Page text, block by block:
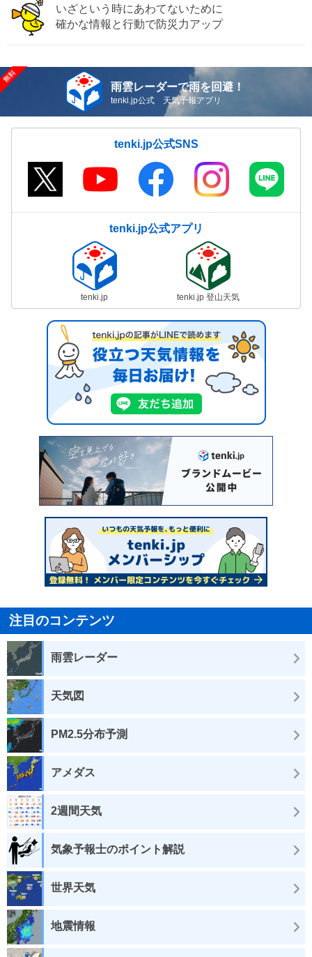
いざという時にあわてないために
確かな情報と行動で防災力アップ
雨雲レーダーで雨を回避！
tenki.jp公式 天気予報アプリ
tenki.jp公式SNS
tenki.jp公式アプリ
tenki.jp tenki.jp 登山天気
注目のコンテンツ
雨雲レーダー
天気図
PM2.5分布予測
アメダス
2週間天気
気象予報士のポイント解説
世界天気
地震情報